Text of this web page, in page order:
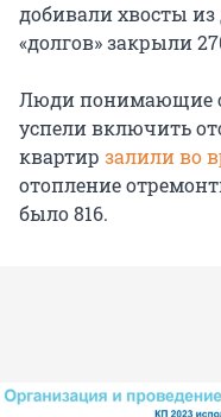
добивали хвосты из
«долгов» закрыли
Люди понимающие
успели включить
квартир залили во
отопление
было 816.